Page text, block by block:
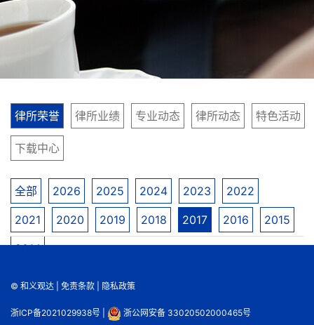
律所荣誉 律所业绩 专业动态 律所动态 特色活动
下载中心
全部 2026 2025 2024 2023 2022
2021 2020 2019 2018 2017 2016 2015
2014
© 和义观达 | 免责条款 隐私政策
浙ICP备2021029938号 浙公网安备 33020502000465号